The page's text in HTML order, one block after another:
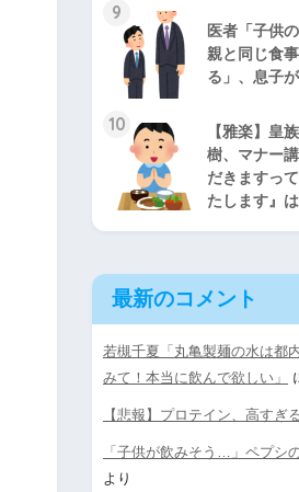
9
医者「子供
親と同じ食
る」、息子
10
【雅楽】皇
樹、マナー
だきますっ
たします』
最新のコメント
若槻千夏「丸亀製麺の水は都
みて！本当に飲んで欲しい」
【悲報】プロテイン、高すぎ
「子供が飲みそう…」ペプシ
より